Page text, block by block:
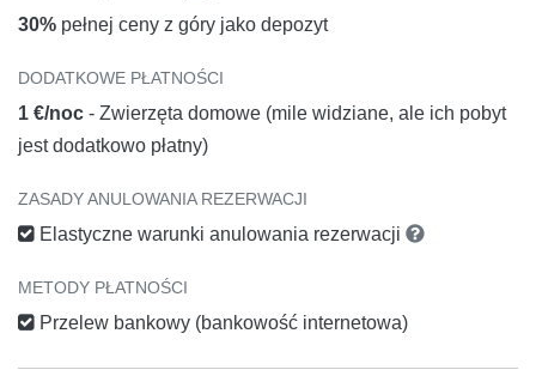
30% pełnej ceny z góry jako depozyt
DODATKOWE PŁATNOŚCI
1 €/noc - Zwierzęta domowe (mile widziane, ale ich pobyt
jest dodatkowo płatny)
ZASADY ANULOWANIA REZERWACJI
Elastyczne warunki anulowania rezerwacji
METODY PŁATNOŚCI
Przelew bankowy (bankowość internetowa)